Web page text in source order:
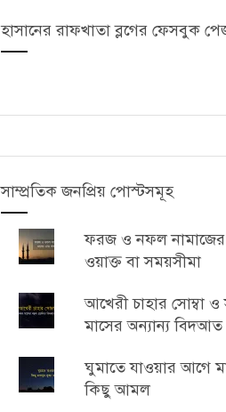
হাসানের রাফখাতা ব্লগের ফেসবুক
সাম্প্রতিক জনপ্রিয় পোস্টসমূহ
ফরজ ও নফল নামাজের
ওয়াক্ত বা সময়সীমা
আখেরী চাহার সোম্বা
মাসের অন্যান্য বিদআত
ঘুমাতে যাওয়ার আগে
কিছু আমল